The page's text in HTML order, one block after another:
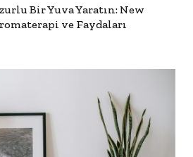
Bir Yuva Yaratın: New
ve Faydaları